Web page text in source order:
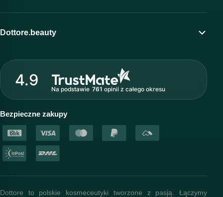
Moje konto
Program lojalnościowy
Strefa profesjonalisty
Dottore.beauty
O marce Dottore
Nasz zespół
Akademia i szkolenia
Baza wiedzy
4.9
Na podstawie 761 opiniiz całego okresu
Bezpieczne zakupy
Dottore to polskie kosmeceutyki tworzone z pasją. Łączymy